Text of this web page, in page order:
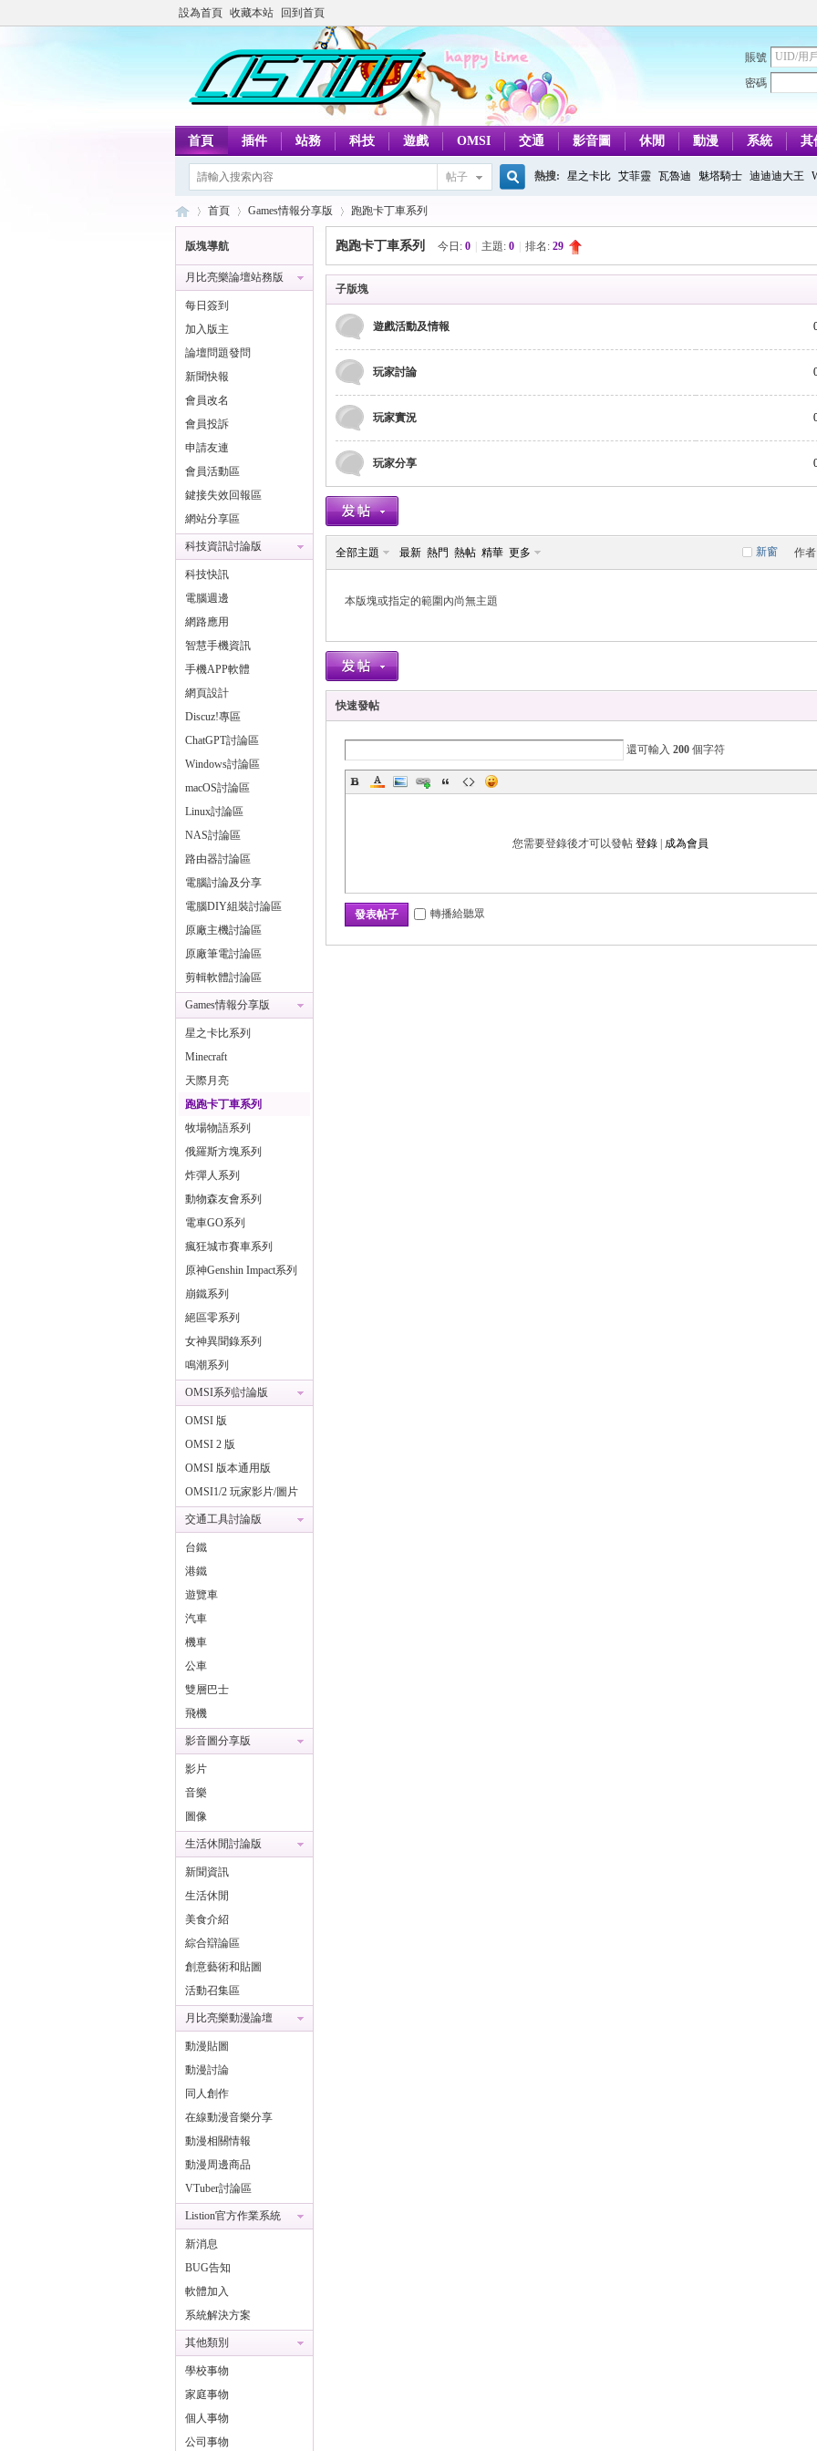
設為首頁 收藏本站 回到首頁
賬號
密碼
首頁 插件 站務 科技 遊戲 OMSI 交通 影音圖 休閒 動漫 系統 其
帖子 熱搜: 星之卡比 艾菲靈 瓦魯迪 魅塔騎士 迪迪迪大王
月
比
樂
論
壇
»
首頁
›
Games情報分享版
›
跑跑卡丁車系列
版塊導航
月比亮樂論壇站務版
每日簽到
加入版主
論壇問題發問
新聞快報
會員改名
會員投訴
申請友連
會員活動區
鍵接失效回報區
網站分享區
科技資訊討論版
科技快訊
電腦週邊
網路應用
智慧手機資訊
手機APP軟體
網頁設計
Discuz!專區
ChatGPT討論區
Windows討論區
macOS討論區
Linux討論區
NAS討論區
路由器討論區
電腦討論及分享
電腦DIY組裝討論區
原廠主機討論區
原廠筆電討論區
剪輯軟體討論區
Games情報分享版
星之卡比系列
Minecraft
天際月亮
跑跑卡丁車系列
牧場物語系列
俄羅斯方塊系列
炸彈人系列
動物森友會系列
電車GO系列
瘋狂城市賽車系列
原神Genshin Impact系列
崩鐵系列
絕區零系列
女神異聞錄系列
鳴潮系列
OMSI系列討論版
OMSI 版
OMSI 2 版
OMSI 版本通用版
OMSI1/2 玩家影片/圖片
實況版
交通工具討論版
台鐵
港鐵
遊覽車
汽車
機車
公車
雙層巴士
飛機
影音圖分享版
影片
音樂
圖像
生活休閒討論版
新聞資訊
生活休閒
美食介紹
綜合辯論區
創意藝術和貼圖
活動召集區
月比亮樂動漫論壇
動漫貼圖
動漫討論
同人創作
在線動漫音樂分享
動漫相關情報
動漫周邊商品
VTuber討論區
Listion官方作業系統
新消息
BUG告知
軟體加入
系統解決方案
其他類別
學校事物
家庭事物
個人事物
公司事物
跑跑卡丁車系列 今日: 0 主題: 0 排名: 29
子版塊
遊戲活動及情報
玩家討論
玩家實況
玩家分享
新窗
全部主題 最新 熱門 熱帖 精華 更多 作者
本版塊或指定的範圍內尚無主題
快速發帖
還可輸入 200 個字符
您需要登錄後才可以發帖 登錄 成為會員
發表帖子 轉播給聽眾